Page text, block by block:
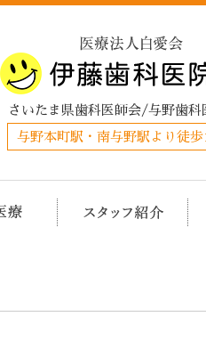
さいたま県歯科医師会/与野歯科
与野本町駅・南与野駅より徒
要(初めての方へ)担当医チーム医療 ス